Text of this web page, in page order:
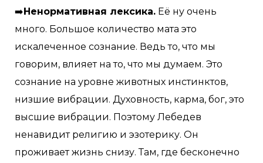
➡️Ненормативная лексика. Её ну очень
много. Большое количество мата это
искалеченное сознание. Ведь то, что мы
говорим, влияет на то, что мы думаем. Это
сознание на уровне животных инстинктов,
низшие вибрации. Духовность, карма, бог, это
высшие вибрации. Поэтому Лебедев
ненавидит религию и эзотерику. Он
проживает жизнь снизу. Там, где бесконечно